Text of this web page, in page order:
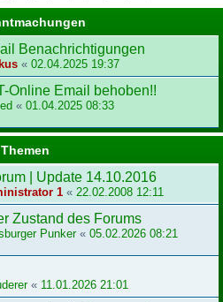
Benachrichtigungen
« 02.04.2025 19:37
Online Email behoben!!
« 01.04.2025 08:33
Themen
| Update 14.10.2016
1 « 22.02.2008 12:11
Zustand des Forums
Punker« 05.02.2026 08:21
« 11.01.2026 21:01